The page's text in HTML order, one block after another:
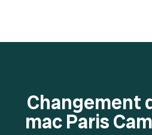
Changement
mac Paris